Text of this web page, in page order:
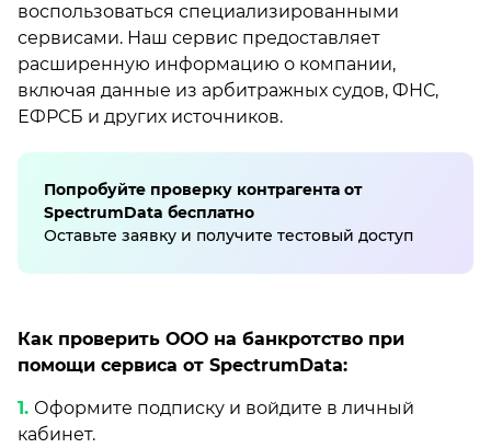
воспользоваться специализированными
сервисами. Наш сервис предоставляет
расширенную информацию о компании,
включая данные из арбитражных судов, ФНС,
ЕФРСБ и других источников.
Попробуйте проверку контрагента от
SpectrumData бесплатно
Оставьте заявку и получите тестовый доступ
Как проверить ООО на банкротство при
помощи сервиса от SpectrumData:
Оформите подписку и войдите в личный
кабинет.